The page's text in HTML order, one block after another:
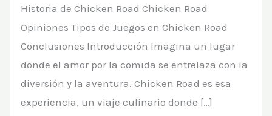
Historia de Chicken Road Chicken Road
Opiniones Tipos de Juegos en Chicken Road
Conclusiones Introducción Imagina un lugar
donde el amor por la comida se entrelaza con la
diversión y la aventura. Chicken Road es esa
experiencia, un viaje culinario donde […]
Chicken
Road